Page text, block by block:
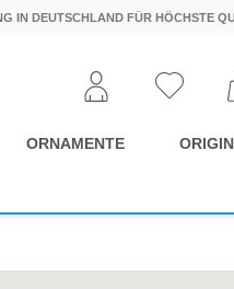
IN DEUTSCHLAND FÜR HÖCHSTE
ORNAMENTE